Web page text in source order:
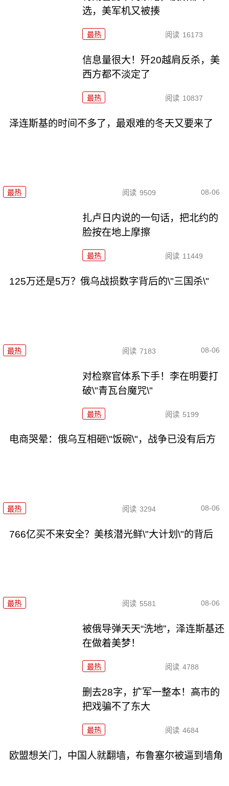
选，美军机又被揍
最热 阅读 16173
信息量很大！歼20越肩反杀，美
西方都不淡定了
最热 阅读 10837
泽连斯基的时间不多了，最艰难的冬天又要来了
最热 阅读 9509 08-06
扎卢日内说的一句话，把北约的
脸按在地上摩擦
最热 阅读 11449
125万还是5万？俄乌战损数字背后的\"三国杀\"
最热 阅读 7183 08-06
对检察官体系下手！李在明要打
破\"青瓦台魔咒\"
最热 阅读 5199
电商哭晕：俄乌互相砸\"饭碗\"，战争已没有后方
最热 阅读 3294 08-06
766亿买不来安全？美核潜光鲜\"大计划\"的背后
最热 阅读 5581 08-06
被俄导弹天天“洗地”，泽连斯基还
在做着美梦！
最热 阅读 4788
删去28字，扩军一整本！高市的
把戏骗不了东大
最热 阅读 4684
欧盟想关门，中国人就翻墙，布鲁塞尔被逼到墙角